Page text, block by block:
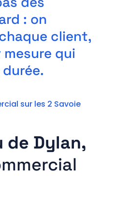
: on
client,
qui
sur les 2 Savoie
de Dylan,